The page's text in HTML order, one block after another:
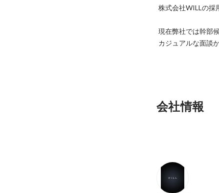
株式会社WILLの採
現在弊社では幹部
カジュアルな面談
会社情報